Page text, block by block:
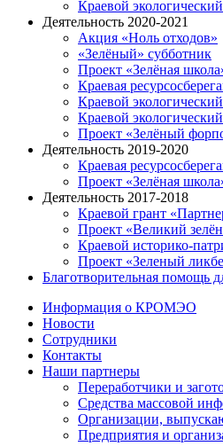
Краевой
Деятельность 2020-2021
Акция «Ноль отходов»
«Зелёный» субботник
Проект «Зелёная
Краевая
Краевой
Краевой
Проект «Зелёный
Деятельность 2019-2020
Краевая
Проект «Зелёная
Деятельность 2017-2018
Краевой грант
Проект «Великий
Краевой историко-
Проект «Зеленый
Благотворительная помощь
Информация о КРОМЭО
Новости
Сотрудники
Контакты
Наши партнеры
Переработчики и
Средства массовой
Организации,
Предприятия и